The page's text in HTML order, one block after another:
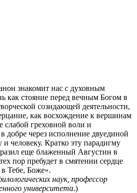
знакомит нас с духовным
как стояние перед вечным Богом в
созидающей деятельности,
как восхождение к вершинам
слабой греховной воли и
добре через исполнение двуединой
человеку. Кратко эту парадигму
еще блаженный Августин в
пор пребудет в смятении сердце
Тебе, Боже».
наук, профессор
университета.)